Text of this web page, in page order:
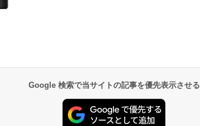
Google 検索で当サイトの記事を優先表示させる